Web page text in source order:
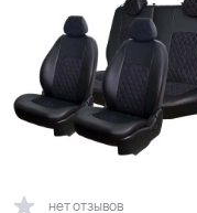
нет отзывов